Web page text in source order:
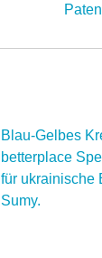
Blau-Gelbes
betterplace
für ukrainische
Sumy.